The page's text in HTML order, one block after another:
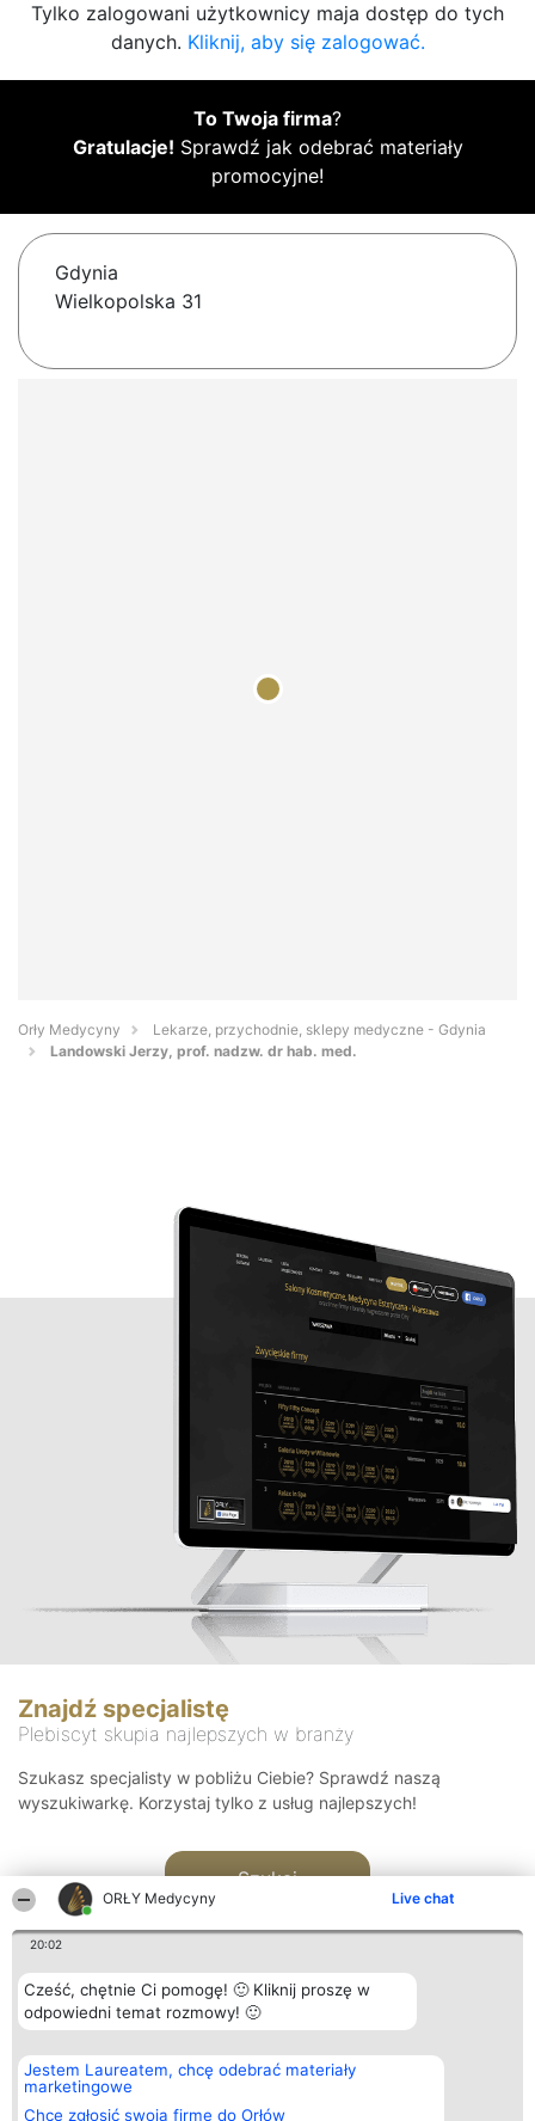
ORŁY Medycyny Live chat
20:02
Cześć, chętnie Ci pomogę! 🙂 Kliknij proszę w
odpowiedni temat rozmowy! 🙂
Jestem Laureatem, chcę odebrać materiały
marketingowe
Chcę zgłosić swoją firmę do Orłów
Tylko zalogowani użytkownicy maja dostęp do tych
danych. Kliknij, aby się zalogować.
To Twoja firma?
Gratulacje! Sprawdź jak odebrać materiały
promocyjne!
Gdynia
Wielkopolska 31
Orły Medycyny
Lekarze, przychodnie, sklepy medyczne - Gdynia
Landowski Jerzy, prof. nadzw. dr hab. med.
Znajdź specjalistę
Plebiscyt skupia najlepszych w branży
Szukasz specjalisty w pobliżu Ciebie? Sprawdź naszą
wyszukiwarkę. Korzystaj tylko z usług najlepszych!
Szukaj
Organizator plebiscytu
Bright Side Solutions sp. z o.
o. sp. k.
ul. Ruska 22
Plebiscyt
Laureaci
wszystkich
Kontakt
Kontakt